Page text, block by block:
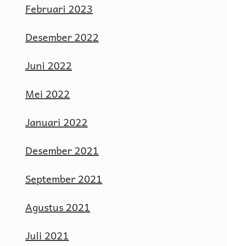
Februari 2023
Desember 2022
Juni 2022
Mei 2022
Januari 2022
Desember 2021
September 2021
Agustus 2021
Juli 2021